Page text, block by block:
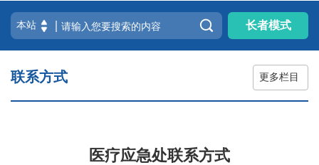
 长者模式
联系方式 更多栏目
医疗应急处联系方式